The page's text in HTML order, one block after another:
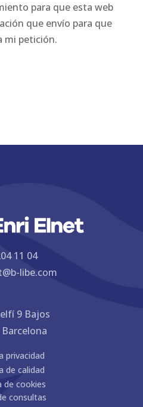
para que esta web
que envío para que
mi petición.
11 04
libe.com
9 Bajos
Barcelona
privacidad
de calidad
de cookies
consultas